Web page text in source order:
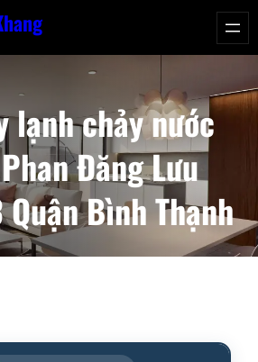
lạnh chảy nước
Đăng Lưu
Bình Thạnh